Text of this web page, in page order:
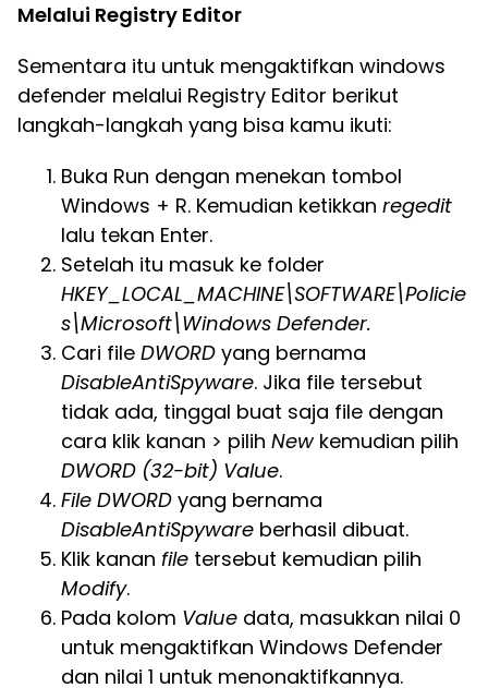
Melalui Registry Editor
Sementara itu untuk mengaktifkan windows
defender melalui Registry Editor berikut
langkah-langkah yang bisa kamu ikuti:
Buka Run dengan menekan tombol
Windows + R. Kemudian ketikkan regedit
lalu tekan Enter.
Setelah itu masuk ke folder
HKEY_LOCAL_MACHINE\SOFTWARE\Policie
s\Microsoft\Windows Defender.
Cari file DWORD yang bernama
DisableAntiSpyware. Jika file tersebut
tidak ada, tinggal buat saja file dengan
cara klik kanan > pilih Newkemudian pilih
DWORD (32-bit) Value.
File DWORD yang bernama
DisableAntiSpyware berhasil dibuat.
Klik kanan file tersebut kemudian pilih
Modify.
Pada kolom Value data, masukkan nilai 0
untuk mengaktifkan Windows Defender
dan nilai 1 untuk menonaktifkannya.